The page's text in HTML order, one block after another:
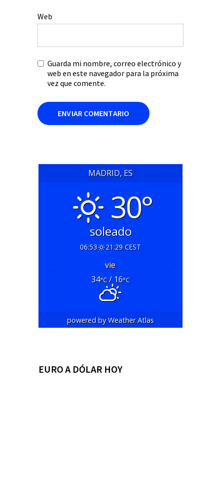
Web
Guarda mi nombre, correo electrónico y
web en este navegador para la próxima
vez que comente.
MADRID, ES
30°
soleado
06:53 21:29 CEST
vie
34°C/ 16°C
powered byWeather Atlas
EURO A DÓLAR HOY